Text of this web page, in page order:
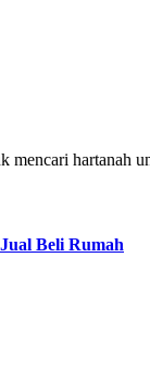
mencari hartanah
Beli Rumah